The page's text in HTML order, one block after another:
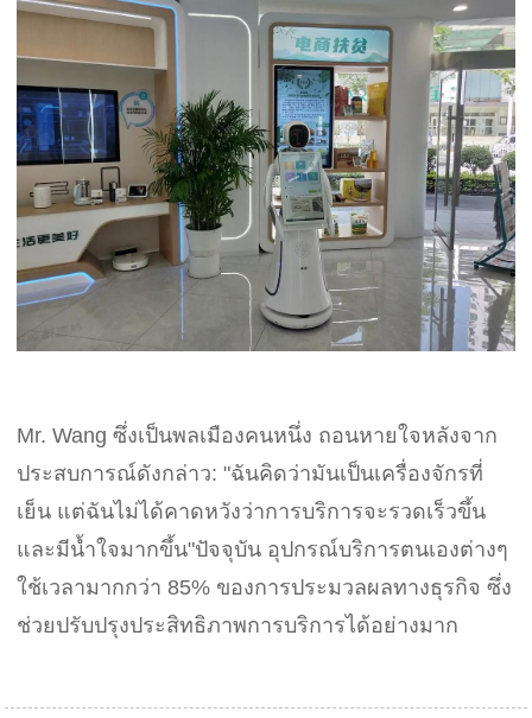
Mr. Wang ซึ่งเป็นพลเมืองคนหนึ่ง ถอนหายใจหลังจาก
ประสบการณ์ดังกล่าว: "ฉันคิดว่ามันเป็นเครื่องจักรที่
เย็น แต่ฉันไม่ได้คาดหวังว่าการบริการจะรวดเร็วขึ้น
และมีน้ำใจมากขึ้น"ปัจจุบัน อุปกรณ์บริการตนเองต่างๆ
ใช้เวลามากกว่า 85% ของการประมวลผลทางธุรกิจ ซึ่ง
ช่วยปรับปรุงประสิทธิภาพการบริการได้อย่างมาก